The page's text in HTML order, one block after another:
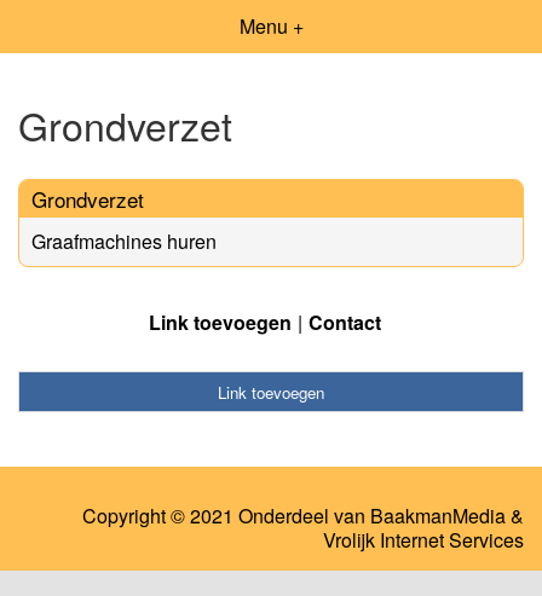
Menu +
Grondverzet
Grondverzet
Graafmachines huren
Link toevoegen Contact
Link toevoegen
Copyright © 2021 Onderdeel van BaakmanMedia&
Vrolijk Internet Services